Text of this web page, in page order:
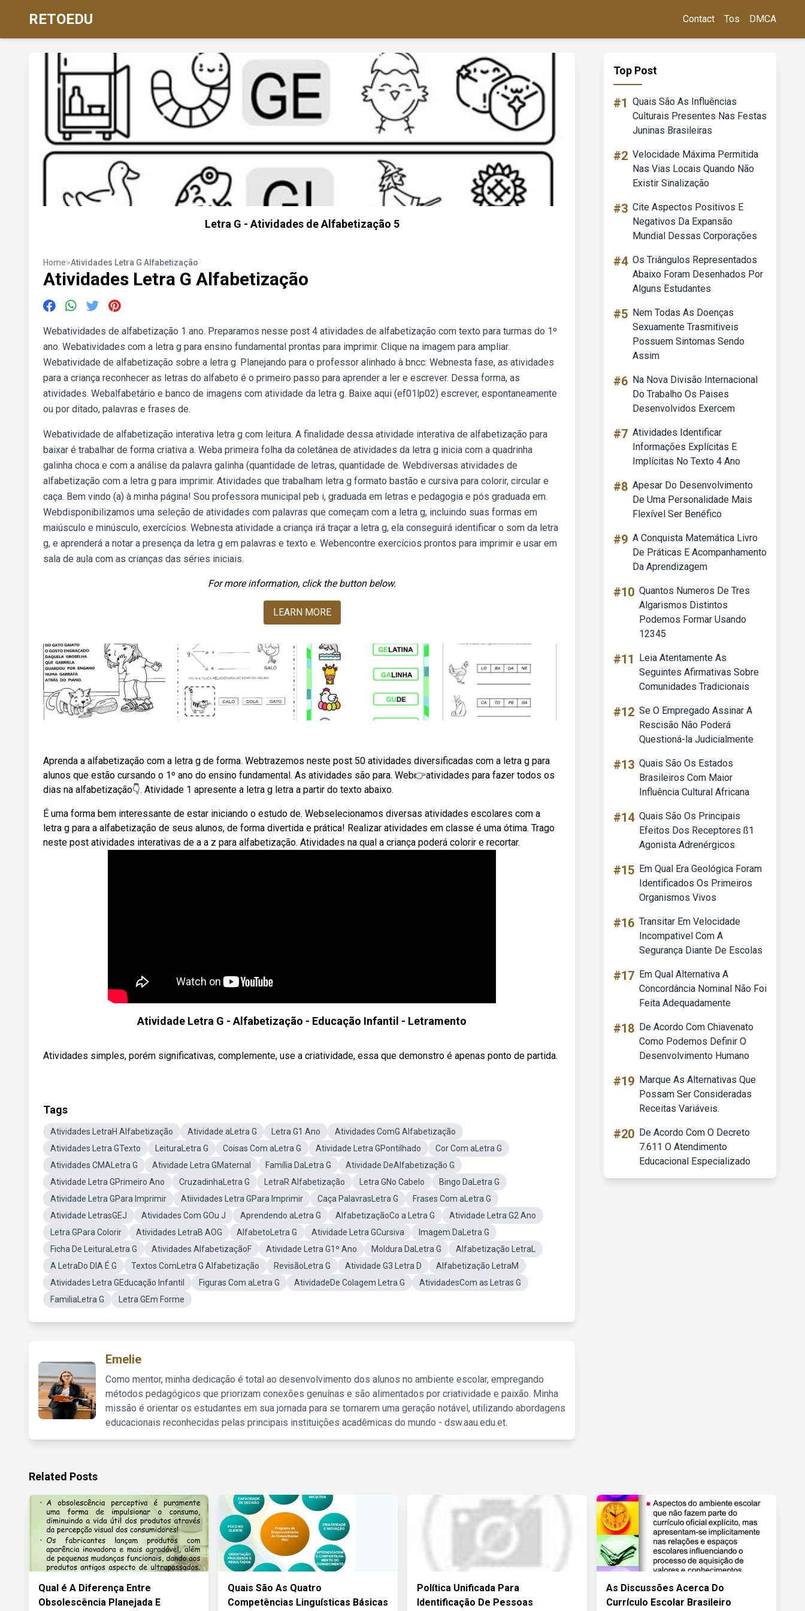
RETOEDU Contact Tos DMCA
Letra G - Atividades de Alfabetização 5
Home>Atividades Letra G Alfabetização
Atividades Letra G Alfabetização
Webatividades de alfabetização 1 ano. Preparamos nesse post 4 atividades de alfabetização com texto para turmas do 1º
ano. Webatividades com a letra g para ensino fundamental prontas para imprimir. Clique na imagem para ampliar.
Webatividade de alfabetização sobre a letra g. Planejando para o professor alinhado à bncc: Webnesta fase, as atividades
para a criança reconhecer as letras do alfabeto é o primeiro passo para aprender a ler e escrever. Dessa forma, as
atividades. Webalfabetário e banco de imagens com atividade da letra g. Baixe aqui (ef01lp02) escrever, espontaneamente
ou por ditado, palavras e frases de.
Webatividade de alfabetização interativa letra g com leitura. A finalidade dessa atividade interativa de alfabetização para
baixar é trabalhar de forma criativa a. Weba primeira folha da coletânea de atividades da letra g inicia com a quadrinha
galinha choca e com a análise da palavra galinha (quantidade de letras, quantidade de. Webdiversas atividades de
alfabetização com a letra g para imprimir. Atividades que trabalham letra g formato bastão e cursiva para colorir, circular e
caça. Bem vindo (a) à minha página! Sou professora municipal peb i, graduada em letras e pedagogia e pós graduada em.
Webdisponibilizamos uma seleção de atividades com palavras que começam com a letra g, incluindo suas formas em
maiúsculo e minúsculo, exercícios. Webnesta atividade a criança irá traçar a letra g, ela conseguirá identificar o som da letra
g, e aprenderá a notar a presença da letra g em palavras e texto e. Webencontre exercícios prontos para imprimir e usar em
sala de aula com as crianças das séries iniciais.
For more information, click the button below.
LEARN MORE
Aprenda a alfabetização com a letra g de forma. Webtrazemos neste post 50 atividades diversificadas com a letra g para
alunos que estão cursando o 1º ano do ensino fundamental. As atividades são para. Web👉atividades para fazer todos os
dias na alfabetização👇. Atividade 1 apresente a letra g letra a partir do texto abaixo.
É uma forma bem interessante de estar iniciando o estudo de. Webselecionamos diversas atividades escolares com a
letra g para a alfabetização de seus alunos, de forma divertida e prática! Realizar atividades em classe é uma ótima. Trago
neste post atividades interativas de a a z para alfabetização. Atividades na qual a criança poderá colorir e recortar.
Atividade Letra G - Alfabetização - Educação Infantil - Letramento
Atividades simples, porém significativas, complemente, use a criatividade, essa que demonstro é apenas ponto de partida.
Tags
Atividades LetraH Alfabetização Atividade aLetra G Letra G1 Ano
Atividades ComG Alfabetização
Atividades Letra GTexto
LeituraLetra G Coisas Com aLetra G Atividade Letra GPontilhado
Cor Com aLetra G
Atividades CMALetra G
Atividade Letra GMaternal Família DaLetra G
Atividade DeAlfabetização G
Atividade Letra GPrimeiro Ano
CruzadinhaLetra G LetraR Alfabetização Letra GNo Cabelo
Bingo DaLetra G
Atividade Letra GPara Imprimir
Atiividades Letra GPara Imprimir Caça PalavrasLetra G
Frases Com aLetra G
Atividade LetrasGEJ
Atividades Com GOu J Aprendendo aLetra G AlfabetizaçãoCo a Letra G
Atividade Letra G2 Ano
Letra GPara Colorir
Atividades LetraB AOG AlfabetoLetra G Atividade Letra GCursiva
Imagem DaLetra G
Ficha De LeituraLetra G
Atividades AlfabetizaçãoF Atividade Letra G1º Ano Moldura DaLetra G
Alfabetização LetraL
A LetraDo DIA É G
Textos ComLetra G Alfabetização RevisãoLetra G Atividade G3 Letra D
Alfabetização LetraM
Atividades Letra GEducação Infantil
Figuras Com aLetra G AtividadeDe Colagem Letra G
AtividadesCom as Letras G
FamiliaLetra G
Letra GEm Forme
Emelie
Como mentor, minha dedicação é total ao desenvolvimento dos alunos no ambiente escolar, empregando
métodos pedagógicos que priorizam conexões genuínas e são alimentados por criatividade e paixão. Minha
missão é orientar os estudantes em sua jornada para se tornarem uma geração notável, utilizando abordagens
educacionais reconhecidas pelas principais instituições acadêmicas do mundo - dsw.aau.edu.et.
Top Post
#1 Quais São As Influências
Culturais Presentes Nas Festas
Juninas Brasileiras
#2 Velocidade Máxima Permitida
Nas Vias Locais Quando Não
Existir Sinalização
#3 Cite Aspectos Positivos E
Negativos Da Expansão
Mundial Dessas Corporações
#4 Os Triângulos Representados
Abaixo Foram Desenhados Por
Alguns Estudantes
#5 Nem Todas As Doenças
Sexuamente Trasmitiveis
Possuem Sintomas Sendo
Assim
#6 Na Nova Divisão Internacional
Do Trabalho Os Paises
Desenvolvidos Exercem
#7 Atividades Identificar
Informações Explícitas E
Implícitas No Texto 4 Ano
#8 Apesar Do Desenvolvimento
De Uma Personalidade Mais
Flexível Ser Benéfico
#9 A Conquista Matemática Livro
De Práticas E Acompanhamento
Da Aprendizagem
#10 Quantos Numeros De Tres
Algarismos Distintos
Podemos Formar Usando
12345
#11
Leia Atentamente As
Seguintes Afirmativas Sobre
Comunidades Tradicionais
#12 Se O Empregado Assinar A
Rescisão Não Poderá
Questioná-la Judicialmente
#13 Quais São Os Estados
Brasileiros Com Maior
Influência Cultural Africana
#14 Quais São Os Principais
Efeitos Dos Receptores ß1
Agonista Adrenérgicos
#15 Em Qual Era Geológica Foram
Identificados Os Primeiros
Organismos Vivos
#16 Transitar Em Velocidade
Incompativel Com A
Segurança Diante De Escolas
#17 Em Qual Alternativa A
Concordância Nominal Não Foi
Feita Adequadamente
#18 De Acordo Com Chiavenato
Como Podemos Definir O
Desenvolvimento Humano
#19 Marque As Alternativas Que
Possam Ser Consideradas
Receitas Variáveis.
#20 De Acordo Com O Decreto
7.611 O Atendimento
Educacional Especializado
Related Posts
Qual é A Diferença Entre
Obsolescência Planejada E
Quais São As Quatro
Competências Linguísticas Básicas
Política Unificada Para
Identificação De Pessoas
As Discussões Acerca Do
Currículo Escolar Brasileiro